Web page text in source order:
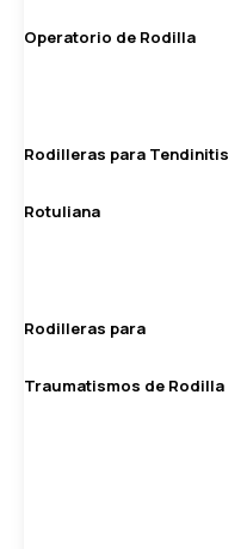
Operatorio de Rodilla
Rodilleras para Tendinitis
Rotuliana
Rodilleras para
Traumatismos de Rodilla